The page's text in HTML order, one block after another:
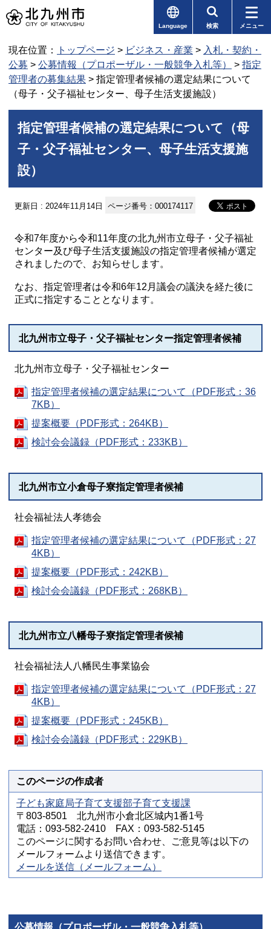
Language 検索 メニュー
現在位置： トップページ > ビジネス・産業 > 入札・契約・
公募 > 公募情報（プロポーザル・一般競争入札等） > 指定
管理者の募集結果 > 指定管理者候補の選定結果について
（母子・父子福祉センター、母子生活支援施設）
指定管理者候補の選定結果について（母
子・父子福祉センター、母子生活支援施
設）
更新日 : 2024年11月14日 ページ番号：000174117
令和7年度から令和11年度の北九州市立母子・父子福祉
センター及び母子生活支援施設の指定管理者候補が選定
されましたので、お知らせします。
なお、指定管理者は令和6年12月議会の議決を経た後に
正式に指定することとなります。
北九州市立母子・父子福祉センター指定管理者候補
北九州市立母子・父子福祉センター
指定管理者候補の選定結果について（PDF形式：36
7KB）
提案概要（PDF形式：264KB）
検討会会議録（PDF形式：233KB）
北九州市立小倉母子寮指定管理者候補
社会福祉法人孝徳会
指定管理者候補の選定結果について（PDF形式：27
4KB）
提案概要（PDF形式：242KB）
検討会会議録（PDF形式：268KB）
北九州市立八幡母子寮指定管理者候補
社会福祉法人八幡民生事業協会
指定管理者候補の選定結果について（PDF形式：27
4KB）
提案概要（PDF形式：245KB）
検討会会議録（PDF形式：229KB）
このページの作成者
子ども家庭局子育て支援部子育て支援課
〒803-8501 北九州市小倉北区城内1番1号
電話：093-582-2410 FAX：093-582-5145
このページに関するお問い合わせ、ご意見等は以下の
メールフォームより送信できます。
メールを送信（メールフォーム）
公募情報（プロポーザル・一般競争入札等）